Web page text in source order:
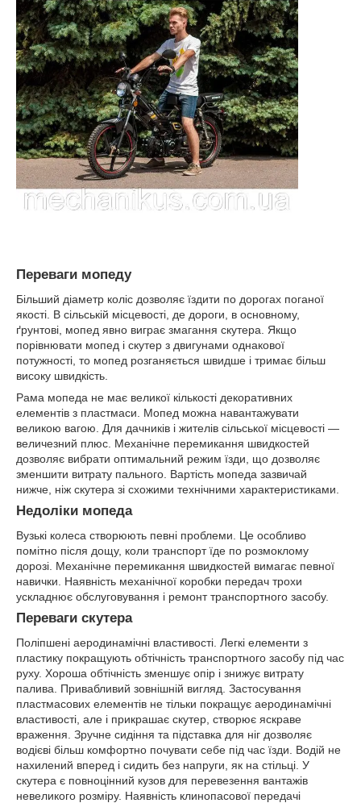
Переваги мопеду
Більший діаметр коліс дозволяє їздити по дорогах поганої
якості. В сільській місцевості, де дороги, в основному,
ґрунтові, мопед явно виграє змагання скутера. Якщо
порівнювати мопед і скутер з двигунами однакової
потужності, то мопед розганяється швидше і тримає більш
високу швидкість.
Рама мопеда не має великої кількості декоративних
елементів з пластмаси. Мопед можна навантажувати
великою вагою. Для дачників і жителів сільської місцевості —
величезний плюс. Механічне перемикання швидкостей
дозволяє вибрати оптимальний режим їзди, що дозволяє
зменшити витрату пального. Вартість мопеда зазвичай
нижче, ніж скутера зі схожими технічними характеристиками.
Недоліки мопеда
Вузькі колеса створюють певні проблеми. Це особливо
помітно після дощу, коли транспорт їде по розмоклому
дорозі. Механічне перемикання швидкостей вимагає певної
навички. Наявність механічної коробки передач трохи
ускладнює обслуговування і ремонт транспортного засобу.
Переваги скутера
Поліпшені аеродинамічні властивості. Легкі елементи з
пластику покращують обтічність транспортного засобу під час
руху. Хороша обтічність зменшує опір і знижує витрату
палива. Привабливий зовнішній вигляд. Застосування
пластмасових елементів не тільки покращує аеродинамічні
властивості, але і прикрашає скутер, створює яскраве
враження. Зручне сидіння та підставка для ніг дозволяє
водієві більш комфортно почувати себе під час їзди. Водій не
нахилений вперед і сидить без напруги, як на стільці. У
скутера є повноцінний кузов для перевезення вантажів
невеликого розміру. Наявність клинопасової передачі